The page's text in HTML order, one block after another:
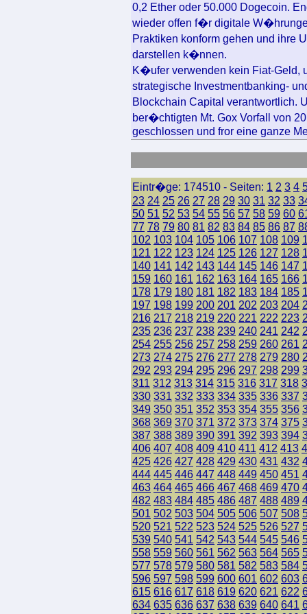
0,2 Ether oder 50.000 Dogecoin.
wieder offen f�r digitale
Praktiken konform gehen und ihre
darstellen k�nnen.
K�ufer verwenden kein Fiat-Geld,
strategische Investmentbanking-
Blockchain Capital
ber�chtigten Mt. Gox Vorfall von
geschlossen und fror eine ganze
Eintr�ge: 174510 - Seiten: 1 2 3 4
23 24 25 26 27 28 29 30 31 32 33
50 51 52 53 54 55 56 57 58 59 60
77 78 79 80 81 82 83 84 85 86 87
102 103 104 105 106 107 108 109
121 122 123 124 125 126 127 128
140 141 142 143 144 145 146 147
159 160 161 162 163 164 165 166
178 179 180 181 182 183 184 185
197 198 199 200 201 202 203 204
216 217 218 219 220 221 222 223
235 236 237 238 239 240 241 242
254 255 256 257 258 259 260 261
273 274 275 276 277 278 279 280
292 293 294 295 296 297 298 299
311 312 313 314 315 316 317 318
330 331 332 333 334 335 336 337
349 350 351 352 353 354 355 356
368 369 370 371 372 373 374 375
387 388 389 390 391 392 393 394
406 407 408 409 410 411 412 413
425 426 427 428 429 430 431 432
444 445 446 447 448 449 450 451
463 464 465 466 467 468 469 470
482 483 484 485 486 487 488 489
501 502 503 504 505 506 507 508
520 521 522 523 524 525 526 527
539 540 541 542 543 544 545 546
558 559 560 561 562 563 564 565
577 578 579 580 581 582 583 584
596 597 598 599 600 601 602 603
615 616 617 618 619 620 621 622
634 635 636 637 638 639 640 641